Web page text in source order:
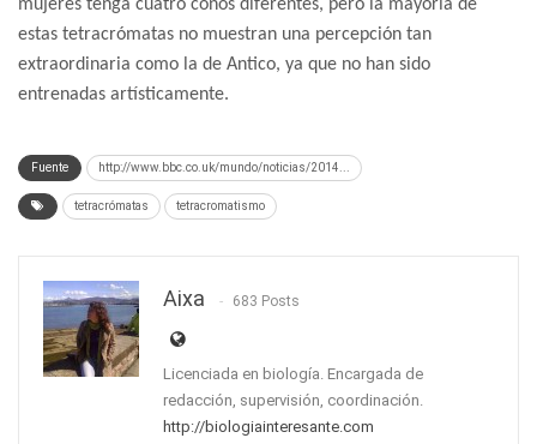
mujeres tenga cuatro conos diferentes, pero la mayoría de
estas tetracrómatas no muestran una percepción tan
extraordinaria como la de Antico, ya que no han sido
entrenadas artísticamente.
Fuente http://www.bbc.co.uk/mundo/noticias/2014...
tetracrómatas tetracromatismo
Aixa 683 Posts
Licenciada en biología. Encargada de
redacción, supervisión, coordinación.
http://biologiainteresante.com